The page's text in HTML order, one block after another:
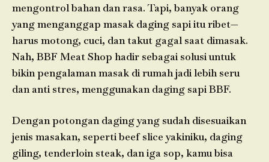
mengontrol bahan dan rasa. Tapi, banyak orang
yang menganggap masak daging sapi itu ribet—
harus motong, cuci, dan takut gagal saat dimasak.
Nah, BBF Meat Shop hadir sebagai solusi untuk
bikin pengalaman masak di rumah jadi lebih seru
dan anti stres, menggunakan daging sapi BBF.
Dengan potongan daging yang sudah disesuaikan
jenis masakan, seperti beef slice yakiniku, daging
giling, tenderloin steak, dan iga sop, kamu bisa